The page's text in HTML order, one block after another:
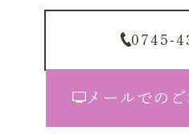
0745-
メールでの